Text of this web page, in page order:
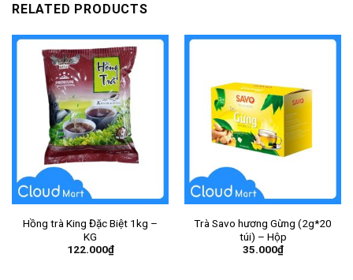
RELATED PRODUCTS
Hồng trà King Đặc Biệt 1kg –
KG
122.000₫
Trà Savo hương Gừng (2g*20
túi) – Hộp
35.000₫